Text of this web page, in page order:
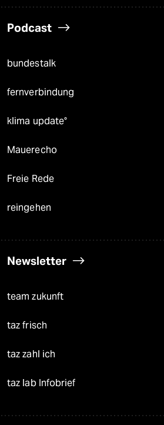
Podcast
bundestalk
fernverbindung
klima update°
Mauerecho
Freie Rede
reingehen
Newsletter
team zukunft
taz frisch
taz zahl ich
taz lab Infobrief